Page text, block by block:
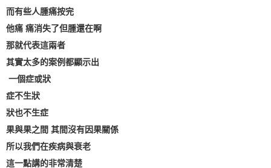
而有些人腫痛按完
他痛 痛消失了但腫還在啊
那就代表這兩者
其實太多的案例都顯示出
一個症或狀
症不生狀
狀也不生症
果與果之間 其間沒有因果關係
所以我們在疾病與衰老
這一點講的非常清楚